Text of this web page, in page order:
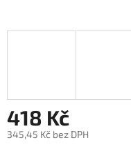
418 Kč
345,45 Kč bez DPH